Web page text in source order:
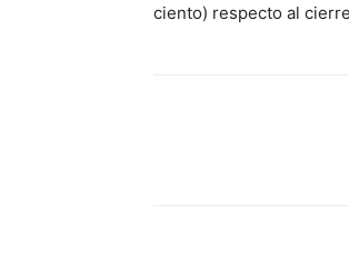
ciento) respecto al